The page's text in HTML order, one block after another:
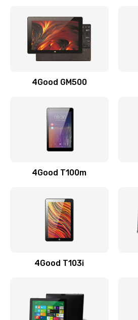
4Good GM500
4Good T100m
4Good T103i